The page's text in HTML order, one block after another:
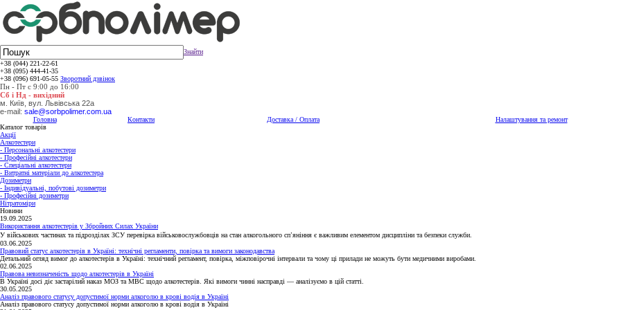
Знайти
+38 (044) 221-22-61
+38 (095) 444-41-35
+38 (096) 691-05-55 Зворотний дзвінок
Пн - Пт с 9:00 до 16:00
Сб і Нд - вихідний
м. Київ, вул. Львівська 22а
e-mail: sale@sorbpolimer.com.ua
Головна Контакти Доставка / Оплата Налаштування та ремонт
Каталог товарів
Акції
Алкотестери
- Персональні алкотестери
- Професійні алкотестери
- Спеціальні алкотестери
- Витратні матеріали до алкотестера
Дозиметри
- Індивідуальні, побутові дозиметри
- Професійні дозиметри
Нітратоміри
Новини
19.09.2025
Використання алкотестерів у Збройних Силах України
У військових частинах та підрозділах ЗСУ перевірка військовослужбовців на стан алкогольного сп’яніння є важливим елементом дисципліни та безпеки служби.
03.06.2025
Правовий статус алкотестерів в Україні: технічні регламенти, повірка та вимоги законодавства
Детальний огляд вимог до алкотестерів в Україні: технічний регламент, повірка, міжповірочні інтервали та чому ці прилади не можуть бути медичними виробами.
02.06.2025
Правова невизначеність щодо алкотестерів в Україні
В Україні досі діє застарілий наказ МОЗ та МВС щодо алкотестерів. Які вимоги чинні насправді — аналізуємо в цій статті.
30.05.2025
Аналіз правового статусу допустимої норми алкоголю в крові водія в Україні
Аналіз правового статусу допустимої норми алкоголю в крові водія в Україні